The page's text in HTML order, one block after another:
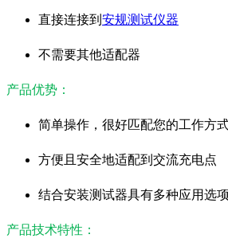
直接连接到 安规测试仪器
不需要其他适配器
产品优势：
简单操作，很好匹配您的工作方
方便且安全地适配到交流充电点
结合安装测试器具有多种应用选项
产品技术特性：